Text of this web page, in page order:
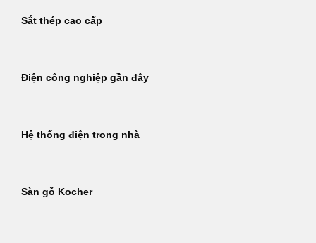
Sắt thép cao cấp
Điện công nghiệp gần đây
Hệ thống điện trong nhà
Sàn gỗ Kocher